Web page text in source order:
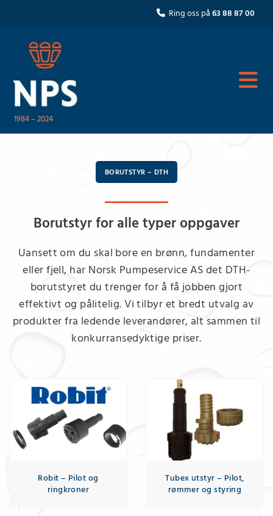
 Ring oss på63 88 87 00
1984 – 2024
BORUTSTYR – DTH
Borutstyr for alle typer oppgaver
Uansett om du skal bore en brønn, fundamenter
eller fjell, har Norsk Pumpeservice AS det DTH-
borutstyret du trenger for å få jobben gjort
effektivt og pålitelig. Vi tilbyr et bredt utvalg av
produkter fra ledende leverandører, alt sammen til
konkurransedyktige priser.
Robit – Pilot og
ringkroner
Tubex utstyr – Pilot,
rømmer og styring